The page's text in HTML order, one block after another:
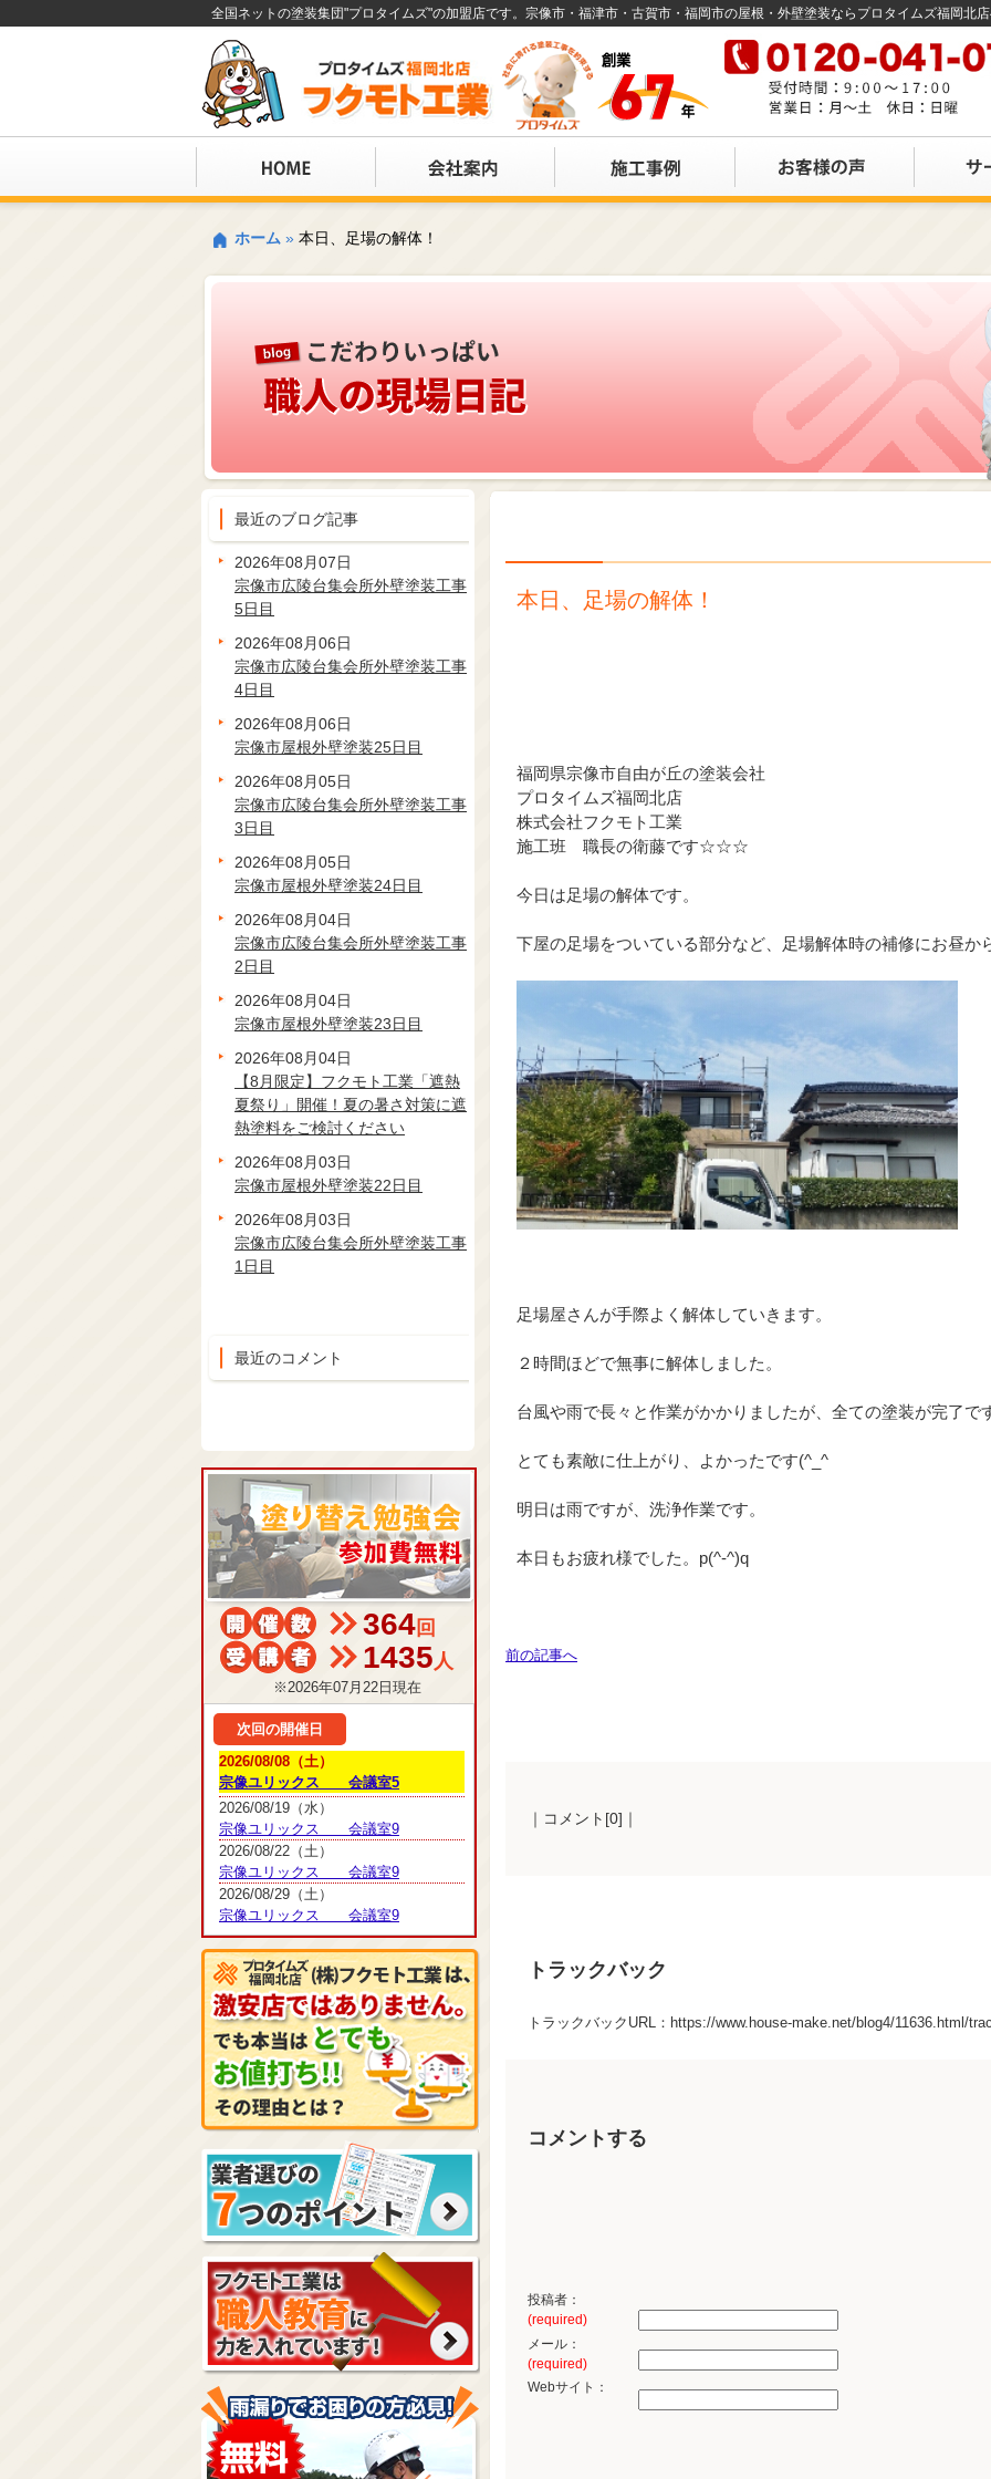
全国ネットの塗装集団"プロタイムズ"の加盟店です。宗像市・福津市・古賀市・福岡市の屋根・外壁塗装ならプロタイムズ福岡北
ホーム » 本日、足場の解体！
本日、足場の解体！
福岡県宗像市自由が丘の塗装会社
プロタイムズ福岡北店
株式会社フクモト工業
施工班 職長の衛藤です☆☆☆
今日は足場の解体です。
下屋の足場をついている部分など、足場解体時の補修にお昼か
足場屋さんが手際よく解体していきます。
２時間ほどで無事に解体しました。
台風や雨で長々と作業がかかりましたが、全ての塗装が完了で
とても素敵に仕上がり、よかったです(^_^ゞ
明日は雨ですが、洗浄作業です。
本日もお疲れ様でした。p(^-^)q
前の記事へ
｜コメント[0]｜
トラックバック
トラックバックURL：https://www.house-make.net/blog4/11636.html/
コメントする
投稿者：
(required)
メール：
(required)
Webサイト：
最近のブログ記事
2026年08月07日
宗像市広陵台集会所外壁塗装工事
5日目
2026年08月06日
宗像市広陵台集会所外壁塗装工事
4日目
2026年08月06日
宗像市屋根外壁塗装25日目
2026年08月05日
宗像市広陵台集会所外壁塗装工事
3日目
2026年08月05日
宗像市屋根外壁塗装24日目
2026年08月04日
宗像市広陵台集会所外壁塗装工事
2日目
2026年08月04日
宗像市屋根外壁塗装23日目
2026年08月04日
【8月限定】フクモト工業「遮熱
夏祭り」開催！夏の暑さ対策に遮
熱塗料をご検討ください
2026年08月03日
宗像市屋根外壁塗装22日目
2026年08月03日
宗像市広陵台集会所外壁塗装工事
1日目
最近のコメント
364回
1435人
※2026年07月22日現在
次回の開催日
2026/08/08（土）
宗像ユリックス 会議室5
2026/08/19（水）
宗像ユリックス 会議室9
2026/08/22（土）
宗像ユリックス 会議室9
2026/08/29（土）
宗像ユリックス 会議室9